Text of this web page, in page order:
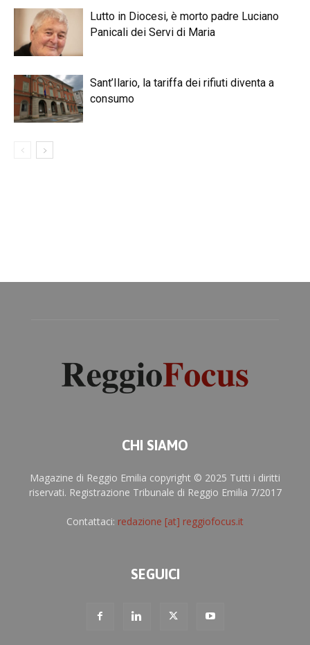
Lutto in Diocesi, è morto padre Luciano
Panicali dei Servi di Maria
Sant’Ilario, la tariffa dei rifiuti diventa a
consumo
CHI SIAMO
Magazine di Reggio Emilia copyright © 2025 Tutti i diritti
riservati. Registrazione Tribunale di Reggio Emilia 7/2017
Contattaci: redazione [at] reggiofocus.it
SEGUICI